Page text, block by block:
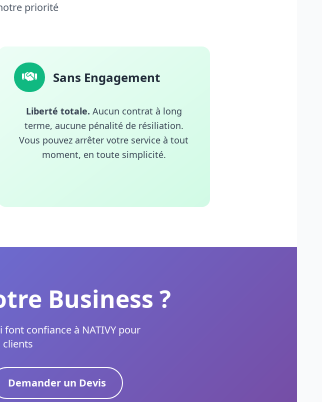
priorité
Sans Engagement
Liberté totale. Aucun contrat à long
terme, aucune pénalité de résiliation.
Vous pouvez arrêter votre service à tout
moment, en toute simplicité.
Business ?
confiance à NATIVY pour
clients
Demander un Devis